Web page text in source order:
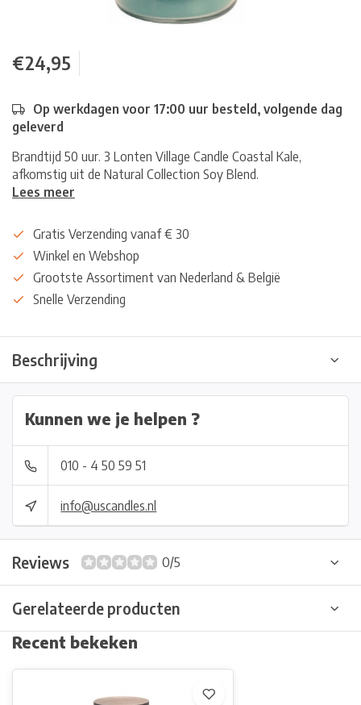
€24,95
Op werkdagen voor 17:00 uur besteld, volgende dag
geleverd
Brandtijd 50 uur. 3 Lonten Village Candle Coastal Kale,
afkomstig uit de Natural Collection Soy Blend.
Lees meer
Gratis Verzending vanaf € 30
Winkel en Webshop
Grootste Assortiment van Nederland & België
Snelle Verzending
Beschrijving
Kunnen we je helpen ?
010 - 4 50 59 51
info@uscandles.nl
Reviews 0/5
Gerelateerde producten
Recent bekeken